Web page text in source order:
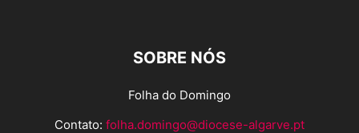
SOBRE NÓS
Folha do Domingo
Contato: folha.domingo@diocese-algarve.pt